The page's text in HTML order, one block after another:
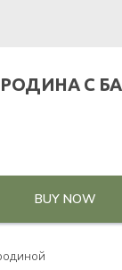
С
BUY NOW